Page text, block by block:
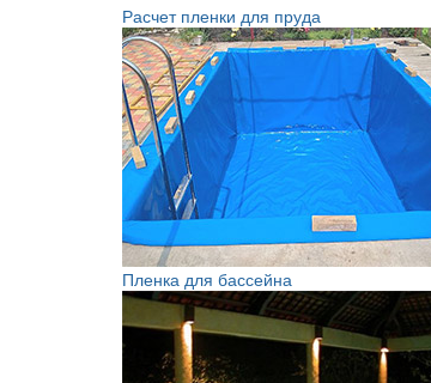
Расчет пленки для пруда
Пленка для бассейна